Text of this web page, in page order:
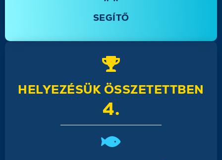
SEGÍTŐ
HELYEZÉSÜK ÖSSZETETTBEN
4.